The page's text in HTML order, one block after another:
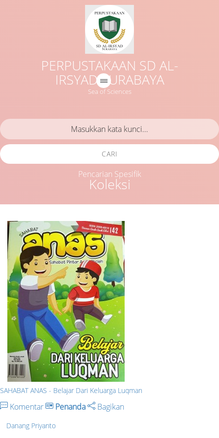
PERPUSTAKAAN SD AL-
IRSYAD SURABAYA
Sea of Sciences
Koleksi
CARI
Pencarian Spesifik
SAHABAT ANAS - Belajar Dari Keluarga Luqman
Komentar Penanda Bagikan
Danang Priyanto